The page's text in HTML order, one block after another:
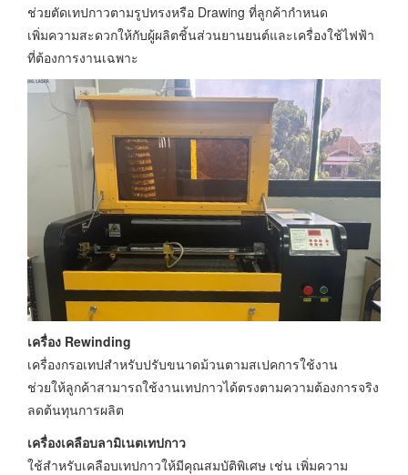
ช่วยตัดเทปกาวตามรูปทรงหรือ Drawing ที่ลูกค้ากำหนด
เพิ่มความสะดวกให้กับผู้ผลิตชิ้นส่วนยานยนต์และเครื่องใช้ไฟฟ้า
ที่ต้องการงานเฉพาะ
เครื่อง Rewinding
เครื่องกรอเทปสำหรับปรับขนาดม้วนตามสเปคการใช้งาน
ช่วยให้ลูกค้าสามารถใช้งานเทปกาวได้ตรงตามความต้องการจริง
ลดต้นทุนการผลิต
เครื่องเคลือบลามิเนตเทปกาว
ใช้สำหรับเคลือบเทปกาวให้มีคุณสมบัติพิเศษ เช่น เพิ่มความ